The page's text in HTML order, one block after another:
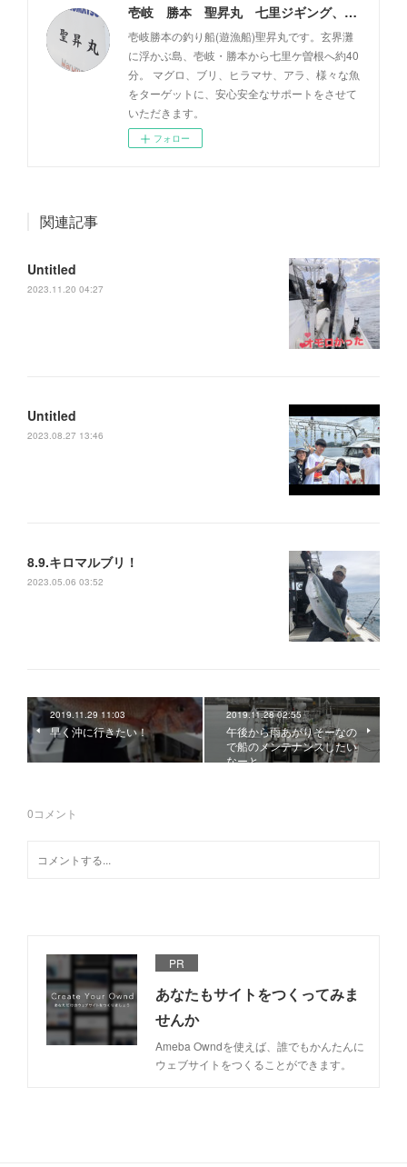
壱岐 勝本 聖昇丸 七里ジギング、タイラバ
壱岐勝本の釣り船(遊漁船)聖昇丸です。玄界灘
に浮かぶ島、壱岐・勝本から七里ケ曽根へ約40
分。 マグロ、ブリ、ヒラマサ、アラ、様々な魚
をターゲットに、安心安全なサポートをさせて
いただきます。
フォロー
関連記事
Untitled
2023.11.20 04:27
Untitled
2023.08.27 13:46
8.9.キロマルブリ！
2023.05.06 03:52
2019.11.29 11:03
早く沖に行きたい！
2019.11.28 02:55
午後から雨あがりそーなの
で船のメンテナンスしたい
なーと
0コメント
PR
あなたもサイトをつくってみま
せんか
Ameba Owndを使えば、誰でもかんたんに
ウェブサイトをつくることができます。